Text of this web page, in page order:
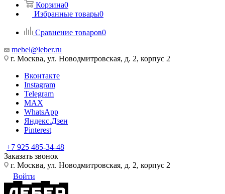
Корзина0
Избранные товары0
Сравнение товаров0
mebel@leber.ru
г. Москва, ул. Новодмитровская, д. 2, корпус 2
Вконтакте
Instagram
Telegram
MAX
WhatsApp
Яндекс.Дзен
Pinterest
+7 925 485-34-48
Заказать звонок
г. Москва, ул. Новодмитровская, д. 2, корпус 2
Войти